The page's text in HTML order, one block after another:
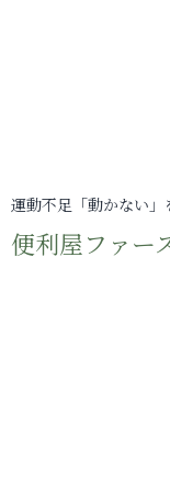
運動不足「動かない」
便利屋ファー